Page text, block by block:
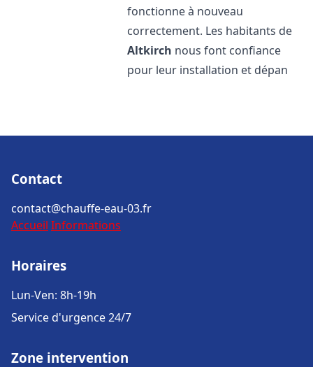
fonctionne à nouveau
correctement. Les habitants de
Altkirch nous font confiance
pour leur installation et dépan
Contact
contact@chauffe-eau-03.fr
Accueil Informations
Horaires
Lun-Ven: 8h-19h
Service d'urgence 24/7
Zone intervention